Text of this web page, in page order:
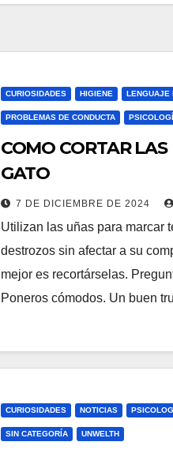
CURIOSIDADES HIGIENE LENGUAJE
PROBLEMAS DE CONDUCTA
COMO CORTAR
GATO
7 DE DICIEMBRE DE 2024
Utilizan las uñas para marcar
destrozos sin afectar a su
mejor es recortárselas.
Poneros cómodos. Un buen
CURIOSIDADES NOTICIAS
SIN CATEGORÍA UNWELTH